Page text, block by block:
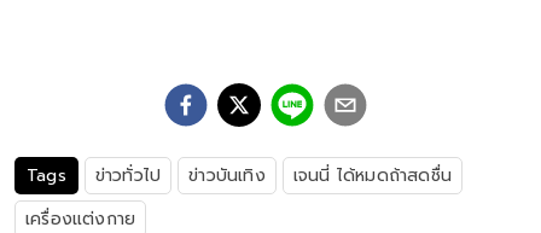
Tags ข่าวทั่วไป ข่าวบันเทิง
เจนนี่ ได้หมดถ้าสดชื่น
เครื่องแต่งกาย